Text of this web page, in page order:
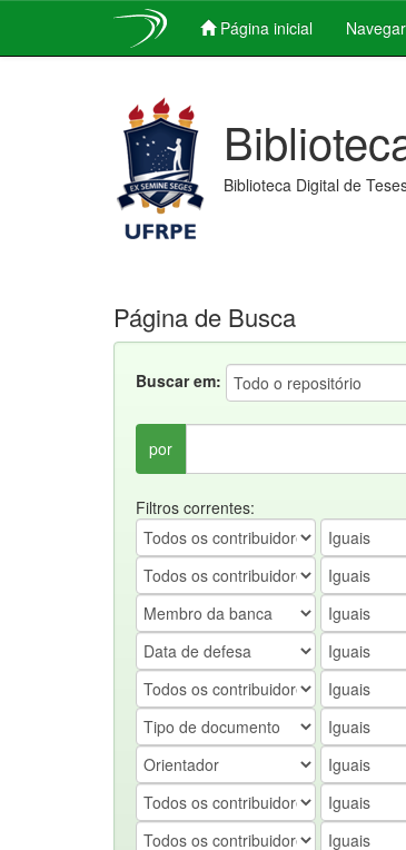
Página inicial
Biblioteca Digital de
Página de Busca
Buscar em:
por
Filtros correntes: